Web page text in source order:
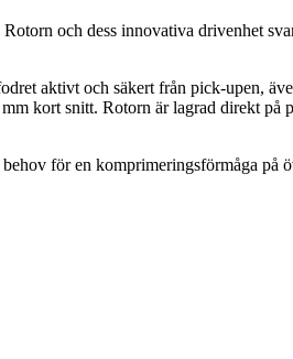
och dess innovativa drivenhet
aktivt och säkert från pick-upen,
kort snitt. Rotorn är lagrad direkt på
för en komprimeringsförmåga på